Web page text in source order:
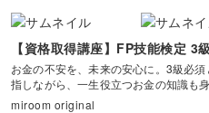
【資格取得講座】FP技能検定 3
お金の不安を、未来の安心に。3級必
指しながら、一生役立つお金の知識も身
miroom original